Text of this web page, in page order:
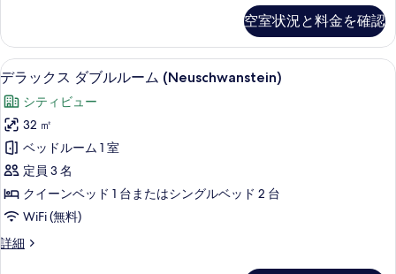
す
る
ル
ー
ム
(Sissi)
の
す
べ
て
の
写
ー
ト
ダ
ル
ル
ー
ム
(Sissi)
の
詳
細
空室状況と料金を確認
デ
ラ
ッ
ク
ス
ダ
ブ
ル
ル
低刺激性寝具、ピロートップベッド
9
デラックス ダブルルーム (Neuschwanstein)
シティビュー
32 ㎡
ベッドルーム 1 室
定員 3 名
クイーンベッド 1 台またはシングルベッド 2 台
WiFi (無料)
詳細
デ